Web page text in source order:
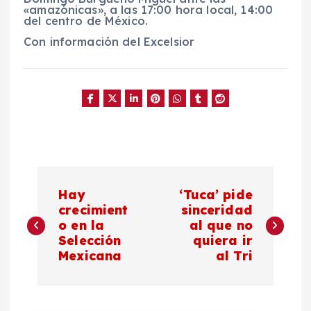
«amazónicas», a las 17:00 hora local, 14:00
del centro de México.
Con información del Excelsior
a
Hay
crecimient
o en la
Selección
Mexicana
‘Tuca’ pide
sinceridad
al que no
quiera ir
al Tri